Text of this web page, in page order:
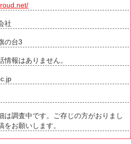
社
の台3
情報はありません。
は調査中です。ご存じの方がおりまし
をお願いします。